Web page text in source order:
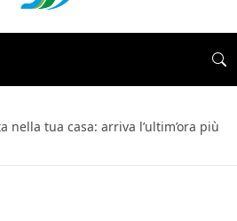
tua casa: arriva l’ultim’ora più